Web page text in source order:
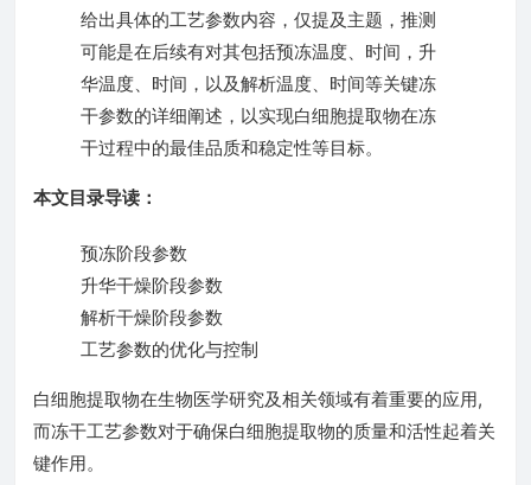
给出具体的工艺参数内容，仅提及主题，推测
可能是在后续有对其包括预冻温度、时间，升
华温度、时间，以及解析温度、时间等关键冻
干参数的详细阐述，以实现白细胞提取物在冻
干过程中的最佳品质和稳定性等目标。
本文目录导读：
预冻阶段参数
升华干燥阶段参数
解析干燥阶段参数
工艺参数的优化与控制
白细胞提取物在生物医学研究及相关领域有着重要的应用,
而冻干工艺参数对于确保白细胞提取物的质量和活性起着关
键作用。